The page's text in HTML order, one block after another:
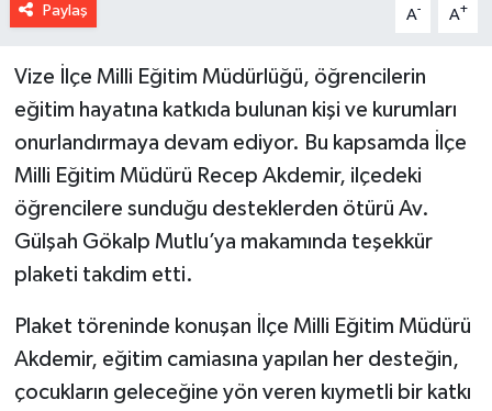
Paylaş A- A+
Vize İlçe Milli Eğitim Müdürlüğü, öğrencilerin
eğitim hayatına katkıda bulunan kişi ve kurumları
onurlandırmaya devam ediyor. Bu kapsamda İlçe
Milli Eğitim Müdürü Recep Akdemir, ilçedeki
öğrencilere sunduğu desteklerden ötürü Av.
Gülşah Gökalp Mutlu’ya makamında teşekkür
plaketi takdim etti.
Plaket töreninde konuşan İlçe Milli Eğitim Müdürü
Akdemir, eğitim camiasına yapılan her desteğin,
çocukların geleceğine yön veren kıymetli bir katkı